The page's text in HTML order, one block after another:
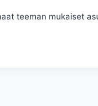
teeman mukaiset